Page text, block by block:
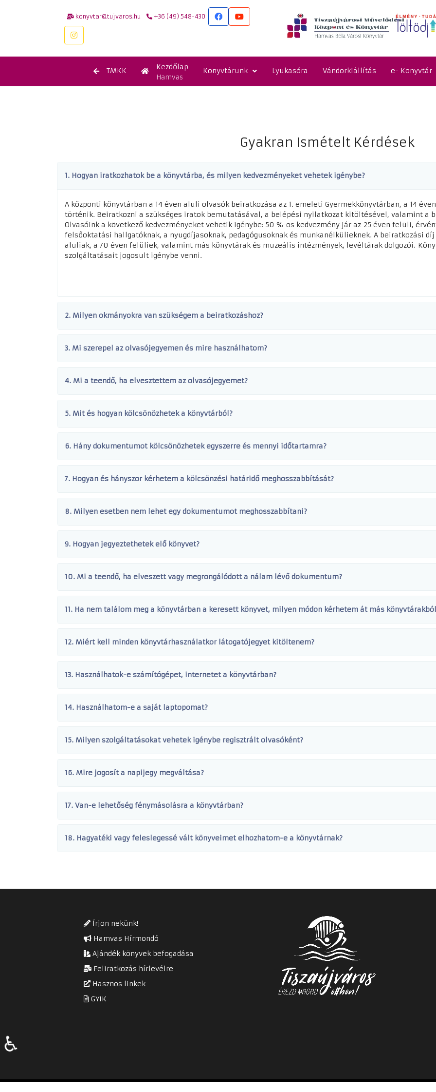
konyvtar@tujvaros.hu +36 (49) 548-430
TMKK Kezdőlap
Hamvas
Könyvtárunk Lyukasóra Vándorkiállítás e- Könyvtár
Gyakran Ismételt Kérdések
1. Hogyan iratkozhatok be a könyvtárba, és milyen kedvezményeket vehetek igénybe?
A központi könyvtárban a 14 éven aluli olvasók beiratkozása az 1. emeleti Gyermekkönyvtárban, a 14
történik. Beiratkozni a szükséges iratok bemutatásával, a belépési nyilatkozat kitöltésével, valamint a
Olvasóink a következő kedvezményeket vehetik igénybe: 50 %-os kedvezmény jár az 25 éven felüli,
felsőoktatási hallgatóknak, a nyugdíjasoknak, pedagógusoknak és munkanélkülieknek. A beiratkozási
aluliak, a 70 éven felüliek, valamint más könyvtárak és muzeális intézmények, levéltárak dolgozói.
szolgáltatásait jogosult igénybe venni.
2. Milyen okmányokra van szükségem a beiratkozáshoz?
3. Mi szerepel az olvasójegyemen és mire használhatom?
4. Mi a teendő, ha elvesztettem az olvasójegyemet?
5. Mit és hogyan kölcsönözhetek a könyvtárból?
6. Hány dokumentumot kölcsönözhetek egyszerre és mennyi időtartamra?
7. Hogyan és hányszor kérhetem a kölcsönzési határidő meghosszabbítását?
8. Milyen esetben nem lehet egy dokumentumot meghosszabbítani?
9. Hogyan jegyeztethetek elő könyvet?
10. Mi a teendő, ha elveszett vagy megrongálódott a nálam lévő dokumentum?
11. Ha nem találom meg a könyvtárban a keresett könyvet, milyen módon kérhetem át más
12. Miért kell minden könyvtárhasználatkor látogatójegyet kitöltenem?
13. Használhatok-e számítógépet, internetet a könyvtárban?
14. Használhatom-e a saját laptopomat?
15. Milyen szolgáltatásokat vehetek igénybe regisztrált olvasóként?
16. Mire jogosít a napijegy megváltása?
17. Van-e lehetőség fénymásolásra a könyvtárban?
18. Hagyatéki vagy feleslegessé vált könyveimet elhozhatom-e a könyvtárnak?
Írjon nekünk!
Hamvas Hírmondó
Ajándék könyvek befogadása
Feliratkozás hírlevélre
Hasznos linkek
GYIK